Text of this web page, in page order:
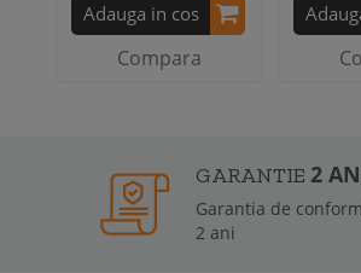
Adauga in cos
Compara
GARANTIE2 ANI
Garantia de conformitate
2 ani